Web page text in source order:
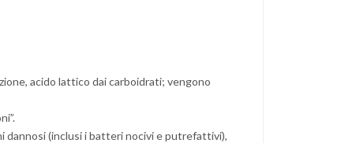
acido lattico dai carboidrati; vengono
dannosi (inclusi i batteri nocivi e putrefattivi),